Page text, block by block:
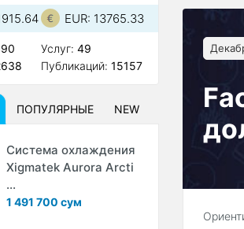
EUR: 13765.33
Услуг:49
Публикаций:15157
ПОПУЛЯРНЫЕ NEW
Система охлаждения
Xigmatek Aurora Arcti
...
1 491 700 сум